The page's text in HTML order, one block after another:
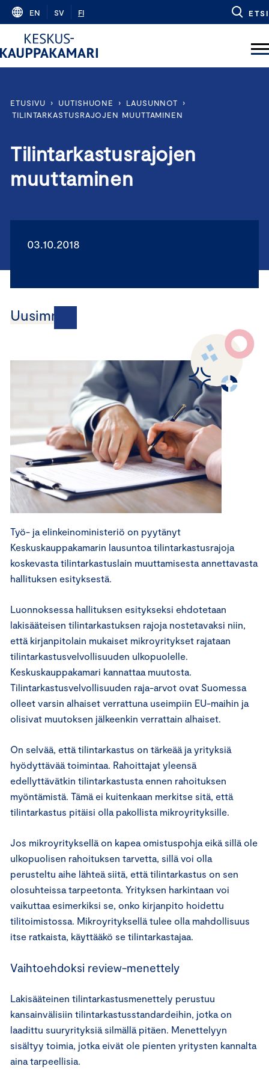
Skip
content
EN SV FI ETSI
ETUSIVU › UUTISHUONE › LAUSUNNOT
›
TILINTARKASTUSRAJOJEN MUUTTAMINEN
Tilintarkastusrajojen
muuttaminen
03.10.2018
Uusimmat
Työ- ja elinkeinoministeriö on pyytänyt
Keskuskauppakamarin lausuntoa tilintarkastusrajoja
koskevasta tilintarkastuslain muuttamisesta annettavasta
hallituksen esityksestä.
Luonnoksessa hallituksen esitykseksi ehdotetaan
lakisääteisen tilintarkastuksen rajoja nostetavaksi niin,
että kirjanpitolain mukaiset mikroyritykset rajataan
tilintarkastusvelvollisuuden ulkopuolelle.
Keskuskauppakamari kannattaa muutosta.
Tilintarkastusvelvollisuuden raja-arvot ovat Suomessa
olleet varsin alhaiset verrattuna useimpiin EU-maihin ja
olisivat muutoksen jälkeenkin verrattain alhaiset.
On selvää, että tilintarkastus on tärkeää ja yrityksiä
hyödyttävää toimintaa. Rahoittajat yleensä
edellyttävätkin tilintarkastusta ennen rahoituksen
myöntämistä. Tämä ei kuitenkaan merkitse sitä, että
tilintarkastus pitäisi olla pakollista mikroyrityksille.
Jos mikroyrityksellä on kapea omistuspohja eikä sillä ole
ulkopuolisen rahoituksen tarvetta, sillä voi olla
perusteltu aihe lähteä siitä, että tilintarkastus on sen
olosuhteissa tarpeetonta. Yrityksen harkintaan voi
vaikuttaa esimerkiksi se, onko kirjanpito hoidettu
tilitoimistossa. Mikroyrityksellä tulee olla mahdollisuus
itse ratkaista, käyttääkö se tilintarkastajaa.
Vaihtoehdoksi review-menettely
Lakisääteinen tilintarkastusmenettely perustuu
kansainvälisiin tilintarkastusstandardeihin, jotka on
laadittu suuryrityksiä silmällä pitäen. Menettelyyn
sisältyy toimia, jotka eivät ole pienten yritysten kannalta
aina tarpeellisia.